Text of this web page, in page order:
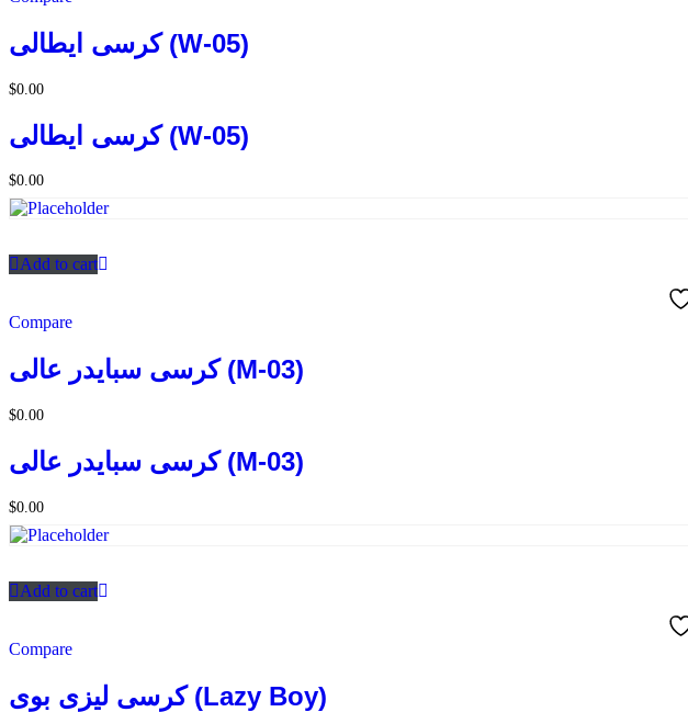
كرسى ايطالى (W-05)
$0.00
كرسى ايطالى (W-05)
$0.00
Add to cart
Compare
كرسى سبايدر عالى (M-03)
$0.00
كرسى سبايدر عالى (M-03)
$0.00
Add to cart
Compare
كرسى ليزى بوى (Lazy Boy)